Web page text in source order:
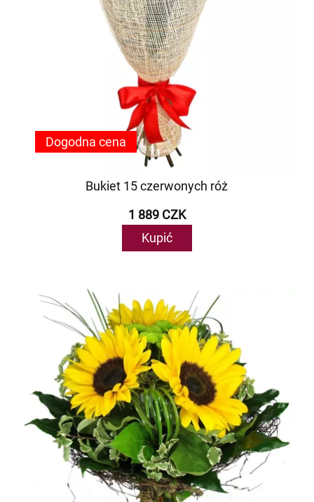
Bukiet 15 czerwonych róż
1 889 CZK
Kupić
Dogodna cena